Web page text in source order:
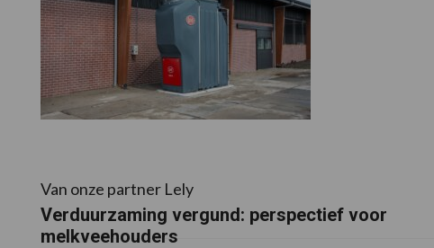
Van onze partner Lely
Verduurzaming vergund: perspectief voor
melkveehouders